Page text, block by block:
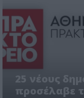
25 νέους
προσέλαβε